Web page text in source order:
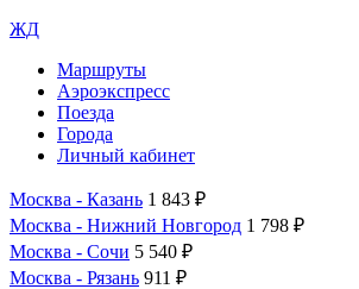
ЖД
Маршруты
Аэроэкспресс
Поезда
Города
Личный кабинет
Москва - Казань 1 843 ₽
Москва - Нижний Новгород 1 798 ₽
Москва - Сочи 5 540 ₽
Москва - Рязань 911 ₽